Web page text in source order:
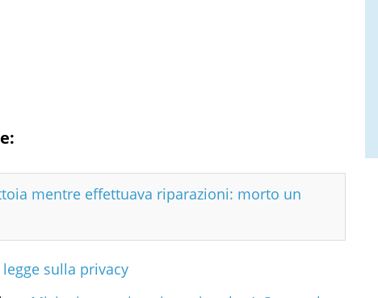
mentre effettuava riparazioni: morto un
sulla privacy